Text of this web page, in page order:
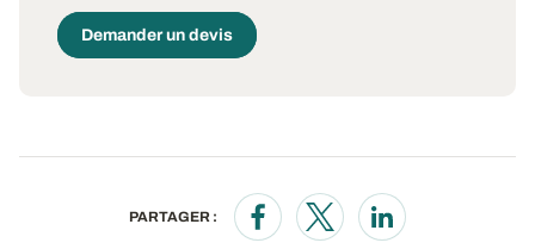
Demander un devis
PARTAGER :
Opens in a new window
Opens in a new window
Opens in a new